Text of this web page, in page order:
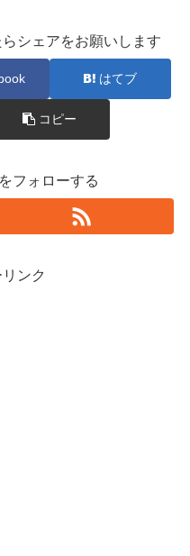
シェアをお願いします
はてブ
コピー
フォローする
ンク